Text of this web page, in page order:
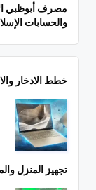
مصرف أبوظبي
والحسابات
خطط الادخار
تجهيز المنزل